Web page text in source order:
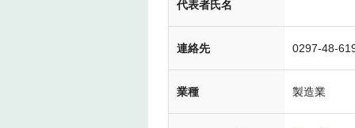
代表者氏名
連絡先 0297-48-
業種 製造業